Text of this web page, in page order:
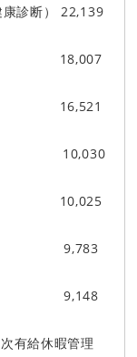
診断） 22,139
） 18,007
） 16,521
帳） 10,030
示） 10,025
暇） 9,783
則） 9,148
有給休暇管理